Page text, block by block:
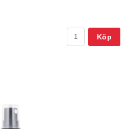
Köp